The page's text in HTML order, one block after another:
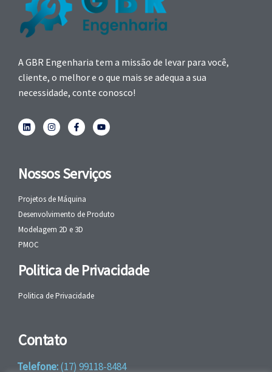
A GBR Engenharia tem a missão de levar para você,
cliente, o melhor e o que mais se adequa a sua
necessidade, conte conosco!
Nossos Serviços
Projetos de Máquina
Desenvolvimento de Produto
Modelagem 2D e 3D
PMOC
Politica de Privacidade
Politica de Privacidade
Contato
Telefone:(17) 99118-8484